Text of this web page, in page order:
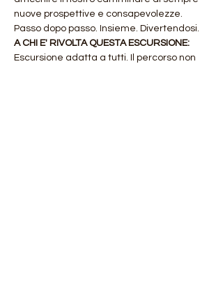
nuove prospettive e consapevolezze.
Passo dopo passo. Insieme. Divertendosi.
A CHI E' RIVOLTA QUESTA ESCURSIONE:
Escursione adatta a tutti. Il percorso non